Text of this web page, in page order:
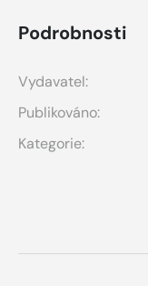
Podrobnosti
Vydavatel:
Publikováno:
Kategorie: